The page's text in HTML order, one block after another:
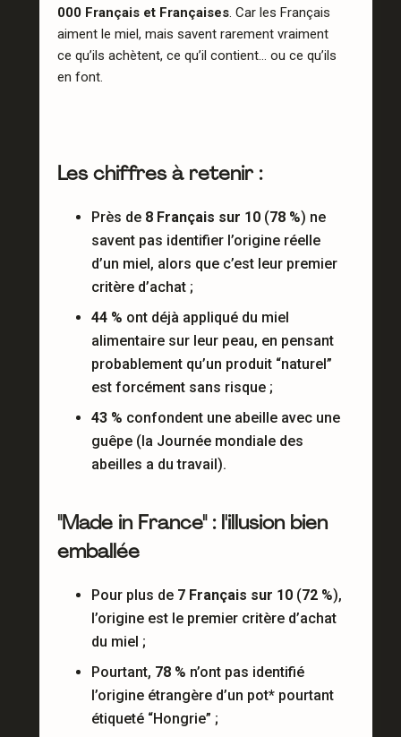
000 Français et Françaises. Car les Français
aiment le miel, mais savent rarement vraiment
ce qu’ils achètent, ce qu’il contient… ou ce qu’ils
en font.
Les chiffres à retenir :
Près de 8 Français sur 10 (78 %) ne
savent pas identifier l’origine réelle
d’un miel, alors que c’est leur premier
critère d’achat ;
44 % ont déjà appliqué du miel
alimentaire sur leur peau, en pensant
probablement qu’un produit “naturel”
est forcément sans risque ;
43 % confondent une abeille avec une
guêpe (la Journée mondiale des
abeilles a du travail).
"Made in France" : l'illusion bien
emballée
Pour plus de 7 Français sur 10 (72 %),
l’origine est le premier critère d’achat
du miel ;
Pourtant, 78 % n’ont pas identifié
l’origine étrangère d’un pot* pourtant
étiqueté “Hongrie” ;